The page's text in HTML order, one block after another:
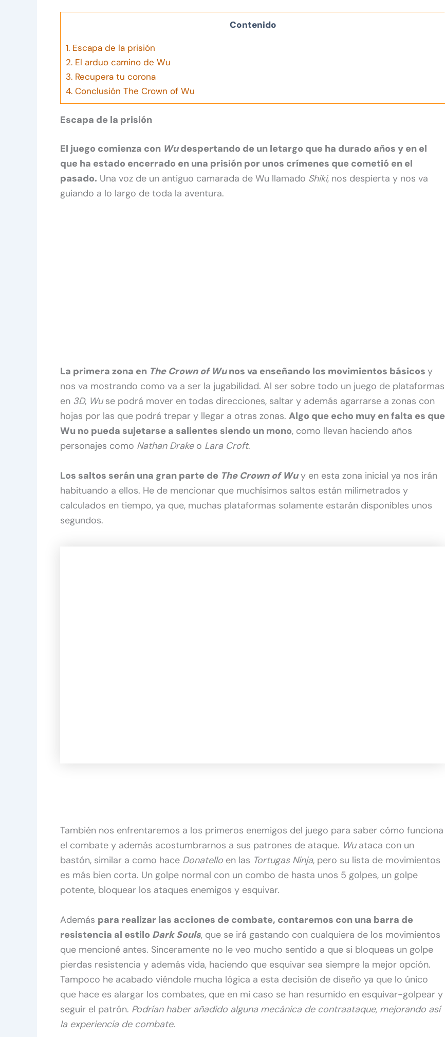
Contenido
1. Escapa de la prisión
2. El arduo camino de Wu
3. Recupera tu corona
4. Conclusión The Crown of Wu
Escapa de la prisión
El juego comienza con Wudespertando de un letargo que ha durado años y en el
que ha estado encerrado en una prisión por unos crímenes que cometió en el
pasado. Una voz de un antiguo camarada de Wu llamado Shiki, nos despierta y nos va
guiando a lo largo de toda la aventura.
La primera zona en The Crown of Wunos va enseñando los movimientos básicos y
nos va mostrando como va a ser la jugabilidad. Al ser sobre todo un juego de plataformas
en 3D, Wuse podrá mover en todas direcciones, saltar y además agarrarse a zonas con
hojas por las que podrá trepar y llegar a otras zonas. Algo que echo muy en falta es que
Wu no pueda sujetarse a salientes siendo un mono, como llevan haciendo años
personajes como Nathan Drakeo Lara Croft.
Los saltos serán una gran parte de The Crown of Wuy en esta zona inicial ya nos irán
habituando a ellos. He de mencionar que muchísimos saltos están milimetrados y
calculados en tiempo, ya que, muchas plataformas solamente estarán disponibles unos
segundos.
También nos enfrentaremos a los primeros enemigos del juego para saber cómo funciona
el combate y además acostumbrarnos a sus patrones de ataque. Wuataca con un
bastón, similar a como hace Donatello en las Tortugas Ninja, pero su lista de movimientos
es más bien corta. Un golpe normal con un combo de hasta unos 5 golpes, un golpe
potente, bloquear los ataques enemigos y esquivar.
Además para realizar las acciones de combate, contaremos con una barra de
resistencia al estilo Dark Souls, que se irá gastando con cualquiera de los movimientos
que mencioné antes. Sinceramente no le veo mucho sentido a que si bloqueas un golpe
pierdas resistencia y además vida, haciendo que esquivar sea siempre la mejor opción.
Tampoco he acabado viéndole mucha lógica a esta decisión de diseño ya que lo único
que hace es alargar los combates, que en mi caso se han resumido en esquivar-golpear y
seguir el patrón. Podrían haber añadido alguna mecánica de contraataque, mejorando así
la experiencia de combate.